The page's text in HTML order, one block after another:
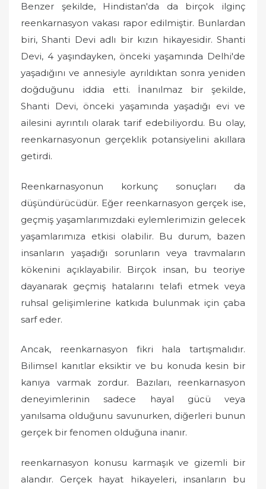
Benzer şekilde, Hindistan'da da birçok ilginç
reenkarnasyon vakası rapor edilmiştir. Bunlardan
biri, Shanti Devi adlı bir kızın hikayesidir. Shanti
Devi, 4 yaşındayken, önceki yaşamında Delhi'de
yaşadığını ve annesiyle ayrıldıktan sonra yeniden
doğduğunu iddia etti. İnanılmaz bir şekilde,
Shanti Devi, önceki yaşamında yaşadığı evi ve
ailesini ayrıntılı olarak tarif edebiliyordu. Bu olay,
reenkarnasyonun gerçeklik potansiyelini akıllara
getirdi.
Reenkarnasyonun korkunç sonuçları da
düşündürücüdür. Eğer reenkarnasyon gerçek ise,
geçmiş yaşamlarımızdaki eylemlerimizin gelecek
yaşamlarımıza etkisi olabilir. Bu durum, bazen
insanların yaşadığı sorunların veya travmaların
kökenini açıklayabilir. Birçok insan, bu teoriye
dayanarak geçmiş hatalarını telafi etmek veya
ruhsal gelişimlerine katkıda bulunmak için çaba
sarf eder.
Ancak, reenkarnasyon fikri hala tartışmalıdır.
Bilimsel kanıtlar eksiktir ve bu konuda kesin bir
kanıya varmak zordur. Bazıları, reenkarnasyon
deneyimlerinin sadece hayal gücü veya
yanılsama olduğunu savunurken, diğerleri bunun
gerçek bir fenomen olduğuna inanır.
reenkarnasyon konusu karmaşık ve gizemli bir
alandır. Gerçek hayat hikayeleri, insanların bu